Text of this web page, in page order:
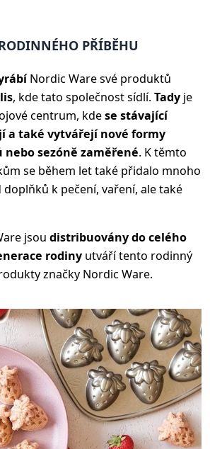
PŘÍBĚHU
Nordic Ware své produktů
, kde tato společnost sídlí. Tady je
centrum, kdese stávající
a také vytvářejí nové formy
sezóně zaměřené. K těmto
se během let také přidalo mnoho
k pečení, vaření, ale také
jsou distribuovány do celého
rodiny utváří tento rodinný
značky Nordic Ware.